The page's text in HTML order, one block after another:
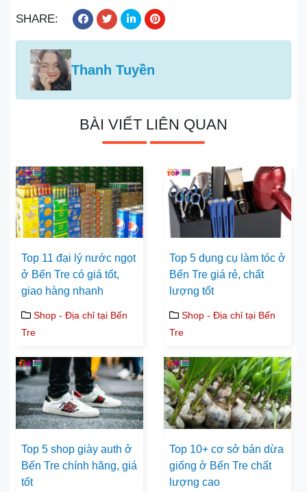
SHARE:
Thanh Tuyền
BÀI VIẾT LIÊN QUAN
Top 11 đại lý nước ngọt
ở Bến Tre có giá tốt,
giao hàng nhanh
Shop - Địa chỉ tại Bến
Tre
Top 5 dụng cụ làm tóc ở
Bến Tre giá rẻ, chất
lượng tốt
Shop - Địa chỉ tại Bến
Tre
Top 5 shop giày auth ở
Bến Tre chính hãng, giá
tốt
Top 10+ cơ sở bán dừa
giống ở Bến Tre chất
lượng cao